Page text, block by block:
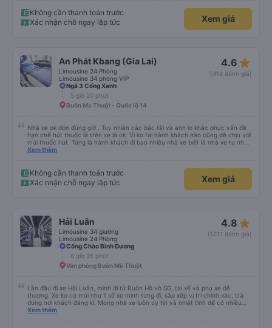
Không cần thanh toán trước
Xác nhận chỗ ngay lập tức
Xem giá
An Phát Kbang (Gia Lai)
Limousine 24 Phòng
Limousine 34 phòng VIP
4.6 star_rate
(418 đánh giá)
Ngã 3 Cổng Xanh
5 giờ 20 phút
Buôn Ma Thuột - Quốc lộ 14
Nhà xe ok đón đúng giờ . Tuy nhiên các bác tài và anh lơ khắc phục vấn đề
hạn chế hút thuốc lá trên xe là ok. Vì ko fai hành khách nào cũng dễ chịu với
mùi thuốc hút. Từng là hành khách đi bao nhiêu nhà xe biết là nhà xe tư nhân
, nhưng hãy theo cách vận hành của Phương Trang Busline, từ tổng đài cho
Xem thêm
Không cần thanh toán trước
Xác nhận chỗ ngay lập tức
Xem giá
Hải Luân
Limousine 34 giường
Limousine 24 Phòng
4.8 star_rate
(1211 đánh giá)
Cổng Chào Bình Dương
6 giờ 35 phút
Văn phòng Buôn Mê Thuột
Lần đầu đi xe Hải Luân, mình đi từ Buôn Hồ vô SG, tài xế và phụ xe dễ
thương. Xe ko có mùi như 1 số xe mình từng đi, sắp xếp vị trí chính xác, trả
đúng nơi khách đăng kí. Mong nhà xe luôn uy tín và nhiệt tình để có nhiều
khách hàng hơn nữa
Xem thêm